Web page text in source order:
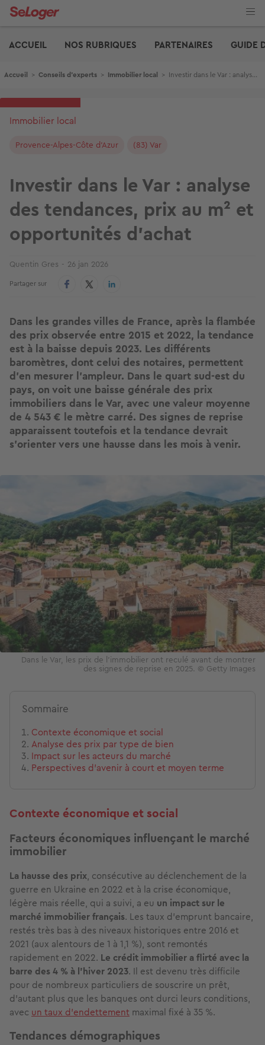
Aller
ACCUEIL
NOS RUBRIQUES PARTENAIRES GUIDE
Fil d'Ariane
Accueil > Conseils d'experts > Immobilier local > Investir dans le Var : analyse des tendances, prix au m² et opportunités d’achat
Immobilier local
Provence-Alpes-Côte d'Azur (83) Var
Investir dans le Var : analyse
des tendances, prix au m² et
opportunités d’achat
Quentin Gres 26 jan 2026
Partager sur
Dans les grandes villes de France, après la flambée
des prix observée entre 2015 et 2022, la tendance
est à la baisse depuis 2023. Les différents
baromètres, dont celui des notaires, permettent
d’en mesurer l’ampleur. Dans le quart sud-est du
pays, on voit une baisse générale des prix
immobiliers dans le Var, avec une valeur moyenne
de 4 543 € le mètre carré. Des signes de reprise
apparaissent toutefois et la tendance devrait
s’orienter vers une hausse dans les mois à venir.
Dans le Var, les prix de l’immobilier ont reculé avant de montrer
des signes de reprise en 2025. © Getty Images
Sommaire
Contexte économique et social
Analyse des prix par type de bien
Impact sur les acteurs du marché
Perspectives d'avenir à court et moyen terme
Contexte économique et social
Facteurs économiques influençant le marché
immobilier
La hausse des prix, consécutive au déclenchement de la
guerre en Ukraine en 2022 et à la crise économique,
légère mais réelle, qui a suivi, a eu un impact sur le
marché immobilier français. Les taux d’emprunt bancaire,
restés très bas à des niveaux historiques entre 2016 et
2021 (aux alentours de 1 à 1,1 %), sont remontés
rapidement en 2022. Le crédit immobilier a flirté avec la
barre des 4 % à l’hiver 2023. Il est devenu très difficile
pour de nombreux particuliers de souscrire un prêt,
d’autant plus que les banques ont durci leurs conditions,
avec un taux d’endettement maximal fixé à 35 %.
Tendances démographiques